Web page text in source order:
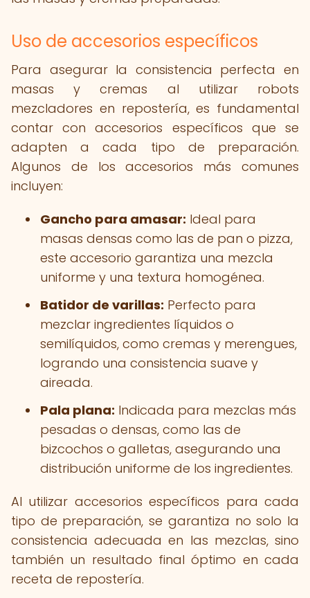
Uso de accesorios específicos
Para asegurar la consistencia perfecta en
masas y cremas al utilizar robots
mezcladores en repostería, es fundamental
contar con accesorios específicos que se
adapten a cada tipo de preparación.
Algunos de los accesorios más comunes
incluyen:
Gancho para amasar: Ideal para
masas densas como las de pan o pizza,
este accesorio garantiza una mezcla
uniforme y una textura homogénea.
Batidor de varillas: Perfecto para
mezclar ingredientes líquidos o
semilíquidos, como cremas y merengues,
logrando una consistencia suave y
aireada.
Pala plana: Indicada para mezclas más
pesadas o densas, como las de
bizcochos o galletas, asegurando una
distribución uniforme de los ingredientes.
Al utilizar accesorios específicos para cada
tipo de preparación, se garantiza no solo la
consistencia adecuada en las mezclas, sino
también un resultado final óptimo en cada
receta de repostería.